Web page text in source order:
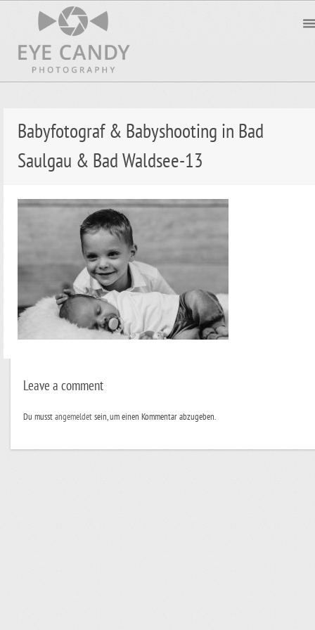
Babyfotograf & Babyshooting in Bad
Saulgau & Bad Waldsee-13
Leave a comment
Du musstangemeldetsein, um einen Kommentar abzugeben.